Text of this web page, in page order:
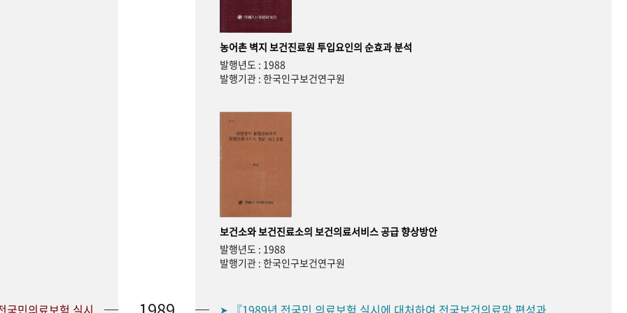
농어촌 벽지 보건진료원 투입요인의 순효과 분석
발행년도 : 1988
발행기관 : 한국인구보건연구원
보건소와 보건진료소의 보건의료서비스 공급 향상방안
발행년도 : 1988
발행기관 : 한국인구보건연구원
➤